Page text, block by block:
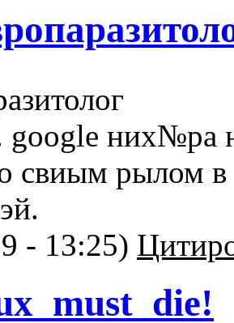
google них№ра
свиым рылом
- 13:25)